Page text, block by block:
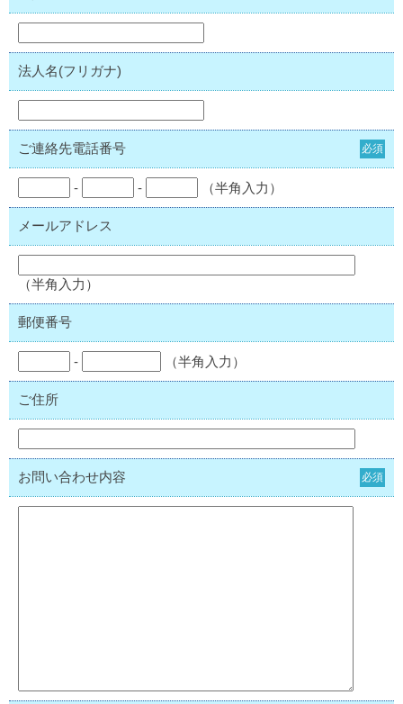
法人名(フリガナ)
ご連絡先電話番号 必須
- - （半角入力）
メールアドレス
（半角入力）
郵便番号
- （半角入力）
ご住所
お問い合わせ内容 必須